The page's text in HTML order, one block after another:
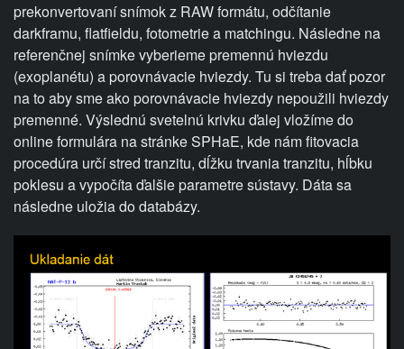
prekonvertovaní snímok z RAW formátu, odčítanie
darkframu, flatfieldu, fotometrie a matchingu. Následne na
referenčnej snímke vyberieme premennú hviezdu
(exoplanétu) a porovnávacie hviezdy. Tu si treba dať pozor
na to aby sme ako porovnávacie hviezdy nepoužili hviezdy
premenné. Výslednú svetelnú krivku ďalej vložíme do
online formulára na stránke SPHaE, kde nám fitovacia
procedúra určí stred tranzitu, dĺžku trvania tranzitu, hĺbku
poklesu a vypočíta ďalšie parametre sústavy. Dáta sa
následne uložia do databázy.